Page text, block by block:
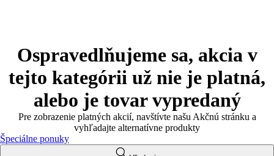
Ospravedlňujeme sa, akcia v
tejto kategórii už nie je platná,
alebo je tovar vypredaný
Pre zobrazenie platných akcií, navštívte našu Akčnú stránku a
vyhľadajte alternatívne produkty
Špeciálne ponuky